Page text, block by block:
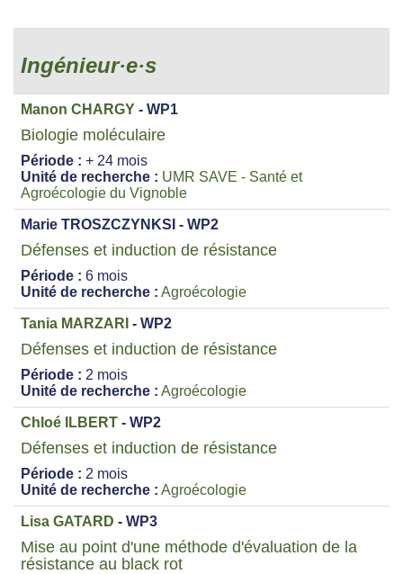
Ingénieur·e·s
Manon CHARGY - WP1
Biologie moléculaire
Période : + 24 mois
Unité de recherche : UMR SAVE - Santé et
Agroécologie du Vignoble
Marie TROSZCZYNKSI - WP2
Défenses et induction de résistance
Période : 6 mois
Unité de recherche : Agroécologie
Tania MARZARI - WP2
Défenses et induction de résistance
Période : 2 mois
Unité de recherche : Agroécologie
Chloé ILBERT - WP2
Défenses et induction de résistance
Période : 2 mois
Unité de recherche : Agroécologie
Lisa GATARD - WP3
Mise au point d'une méthode d'évaluation de la
résistance au black rot